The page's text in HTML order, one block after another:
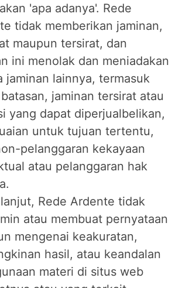
'apa adanya'. Rede
tidak memberikan jaminan,
maupun tersirat, dan
ini menolak dan meniadakan
jaminan lainnya, termasuk
jaminan tersirat atau
yang dapat diperjualbelikan,
untuk tujuan tertentu,
pelanggaran kekayaan
atau pelanggaran hak
Rede Ardente tidak
atau membuat pernyataan
mengenai keakuratan,
hasil, atau keandalan
materi di situs web